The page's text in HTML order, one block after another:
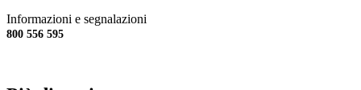
Informazioni e segnalazioni
800 556 595